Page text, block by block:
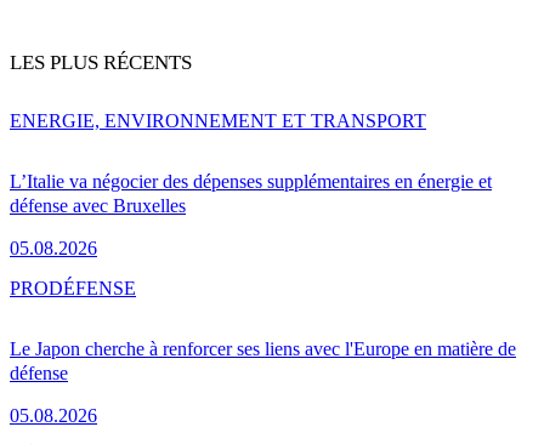
LES PLUS RÉCENTS
L’Italie va négocier des dépenses supplémentaires en énergie et
défense avec Bruxelles
05.08.2026
ENERGIE, ENVIRONNEMENT ET TRANSPORT
Le Japon cherche à renforcer ses liens avec l'Europe en matière de
défense
05.08.2026
PRODÉFENSE